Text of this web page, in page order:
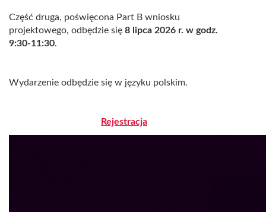
Część druga, poświęcona Part B wniosku
projektowego, odbędzie się 8 lipca 2026 r. w godz.
9:30-11:30.
Wydarzenie odbędzie się w języku polskim.
Rejestracja